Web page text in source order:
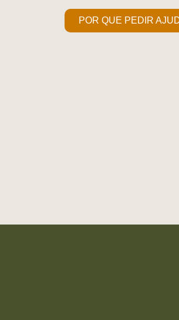
POR QUE PEDIR